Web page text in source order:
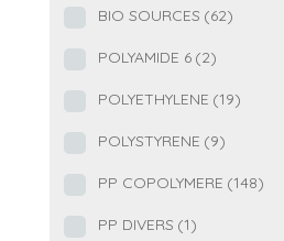
BIO SOURCES (62)
POLYAMIDE 6 (2)
POLYETHYLENE (19)
POLYSTYRENE (9)
PP COPOLYMERE (148)
PP DIVERS (1)